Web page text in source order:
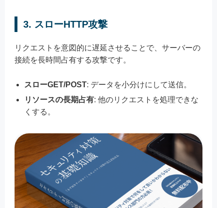
3. スローHTTP攻撃
リクエストを意図的に遅延させることで、サーバーの
接続を長時間占有する攻撃です。
スローGET/POST: データを小分けにして送信。
リソースの長期占有: 他のリクエストを処理できな
くする。